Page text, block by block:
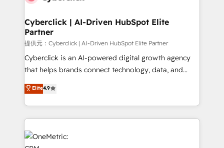
Cyberclick | AI-Driven HubSpot Elite
Partner
提供元：Cyberclick | AI-Driven HubSpot Elite Partner
Cyberclick is an AI-powered digital growth agency
that helps brands connect technology, data, and
creativity to achieve measurable results. Founded in
Barcelona and operating across Spain, LATAM, and
the UK, we support global companies in building
smarter marketing, sales, and customer success
strategies. As the only HubSpot Elite Partner in
Iberia (Spain & Portugal), we combine human insight
Elite4.9